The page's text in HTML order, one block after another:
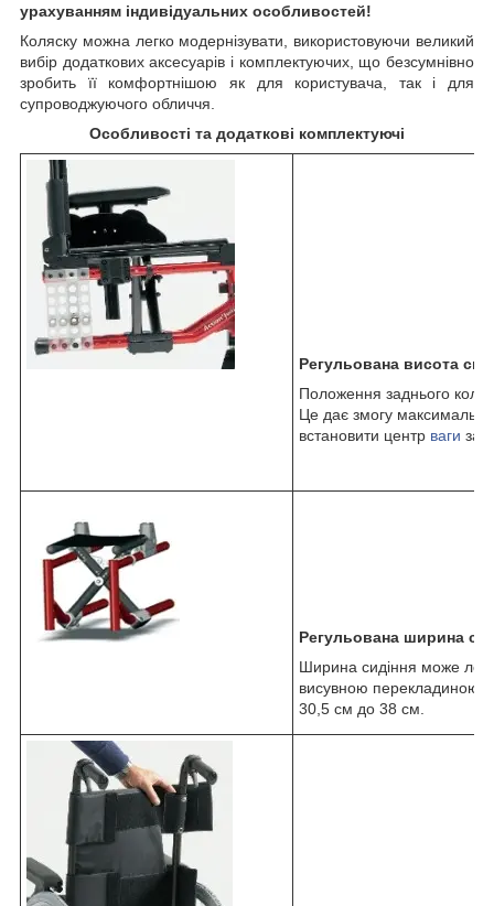
урахуванням індивідуальних особливостей!
Коляску можна легко модернізувати, використовуючи великий
вибір додаткових аксесуарів і комплектуючих, що безсумнівно
зробить її комфортнішою як для користувача, так і для
супроводжуючого обличчя.
Особливості та додаткові комплектуючі
Регульована висота
Положення заднього
Це дає змогу
встановити центр ваги
Регульована ширина
Ширина сидіння може
висувною перекладиною.
30,5 см до 38 см.